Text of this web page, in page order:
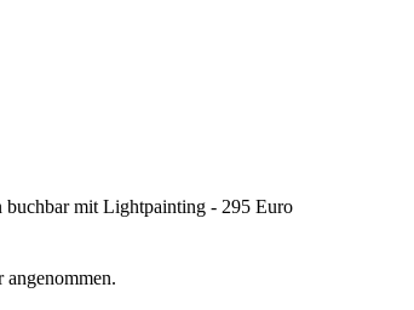
buchbar mit Lightpainting - 295 Euro
angenommen.